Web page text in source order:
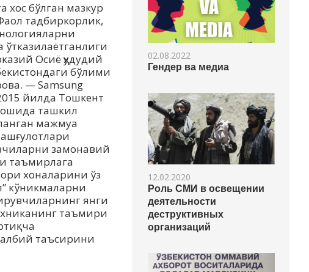
хос бўлган мазкур
тадбиркорлик,
Осиё ҳудудий
бўлими
— Samsung
йилда Тошкент
ташкил
мажмуа
замонавий
таъмирлага
хоналарини ўз
кўникмаларни
янги
таъмири
таъсирини
02.08.2022
Гендер ва медиа
12.02.2020
Роль СМИ в освещении
деятельности
деструктивных
организаций